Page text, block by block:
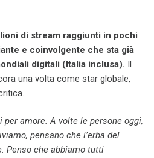
di stream raggiunti in pochi
e coinvolgente che sta già
digitali (Italia inclusa). Il
una volta come star globale,
per amore. A volte le persone oggi,
pensano che l’erba del
Penso che abbiamo tutti